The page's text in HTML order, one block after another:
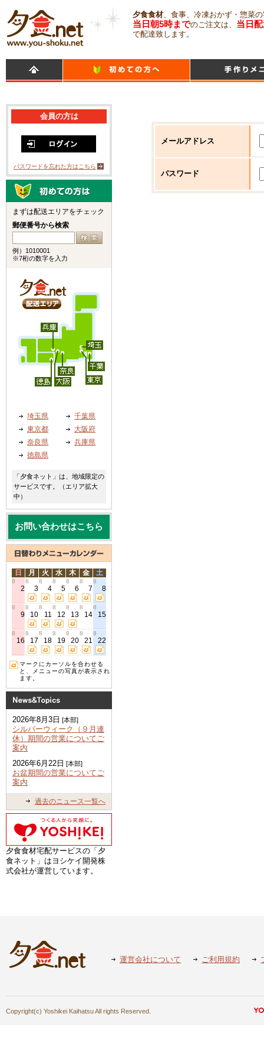
夕食食材、食事、冷凍おかず・惣菜
当日朝5時までのご注文は、 当日
で配達致します。
メールアドレス
パスワード
会員の方は
パスワードを忘れた方はこちら
まずは配送エリアをチェック
郵便番号から検索
例）1010001
※7桁の数字を入力
埼玉県
千葉県
東京都
大阪府
奈良県
兵庫県
徳島県
「夕食ネット」は、地域限定の
サービスです。（エリア拡大
中）
お問い合わせはこちら
日 月 火 水 木 金 土
8
2
8
3
8
4
8
5
8
6
8
7
8
8
8
9
8
10
8
11
8
12
8
13
8
14
8
15
8
16
8
17
8
18
8
19
8
20
8
21
8
22
マークにカーソルを合わせる
と、メニューの写真が表示され
ます。
2026年8月3日 [本部]
シルバーウィーク（９月連
休）期間の営業についてご
案内
2026年6月22日 [本部]
お盆期間の営業についてご
案内
過去のニュース一覧へ
夕食食材宅配サービスの「夕
食ネット」はヨシケイ開発株
式会社が運営しています。
運営会社について ご利用規約
Copyright(c) Yoshikei Kaihatsu All rights Reserved.